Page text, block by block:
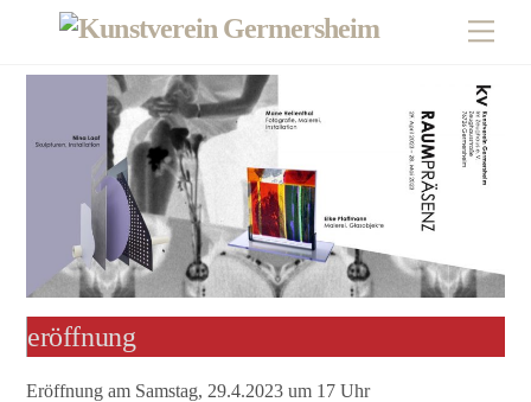
eröffnung
Eröffnung am Samstag, 29.4.2023 um 17 Uhr